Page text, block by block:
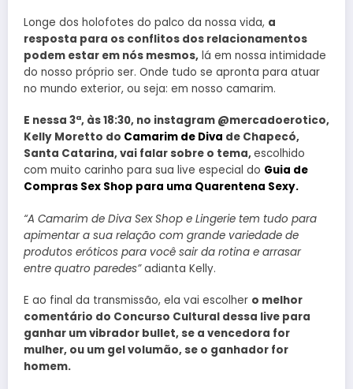
Longe dos holofotes do palco da nossa vida, a
resposta para os conflitos dos relacionamentos
podem estar em nós mesmos, lá em nossa intimidade
do nosso próprio ser. Onde tudo se apronta para atuar
no mundo exterior, ou seja: em nosso camarim.
E nessa 3ª, às 18:30, no instagram @mercadoerotico,
Kelly Moretto do Camarim de Diva de Chapecó,
Santa Catarina, vai falar sobre o tema,escolhido
com muito carinho para sua live especial do Guia de
Compras Sex Shop para uma Quarentena Sexy.
“A Camarim de Diva Sex Shop e Lingerie tem tudo para
apimentar a sua relação com grande variedade de
produtos eróticos para você sair da rotina e arrasar
entre quatro paredes”adianta Kelly.
E ao final da transmissão, ela vai escolher o melhor
comentário do Concurso Cultural dessa live para
ganhar um vibrador bullet, se a vencedora for
mulher, ou um gel volumão, se o ganhador for
homem.